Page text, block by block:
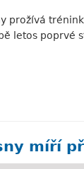
prožívá
letos
míří